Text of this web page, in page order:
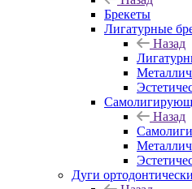
Брекеты
Лигатурные
Назад
Назад
Дуги